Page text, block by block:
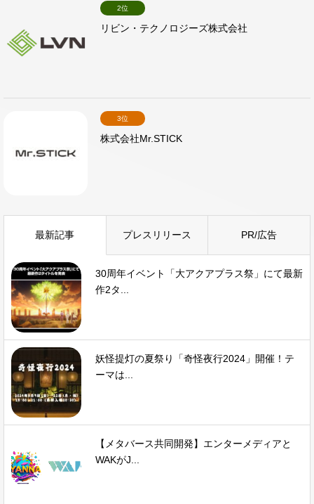
2位
リビン・テクノロジーズ株式会社
3位
株式会社Mr.STICK
最新記事 プレスリリース PR/広告
30周年イベント「大アクアプラス祭」にて最新
作2タ...
妖怪提灯の夏祭り「奇怪夜行2024」開催！テ
ーマは...
【メタバース共同開発】エンターメディアと
WAKがJ...